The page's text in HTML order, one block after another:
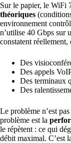
Sur le papier, le WiFi
théoriques
environnement
n’utilise 40 Gbps sur
constatent réellement,
Des
Des appels
Des terminaux
Des
Le problème n’est
problème est la
le répètent : ce qui
débit maximal. C’est